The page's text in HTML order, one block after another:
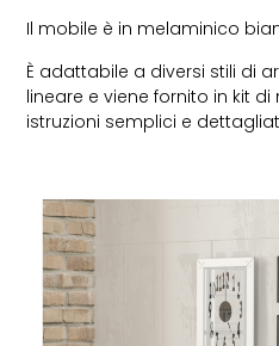
Il mobile è in melaminico
È adattabile a diversi stili di
lineare e viene fornito in kit
istruzioni semplici e